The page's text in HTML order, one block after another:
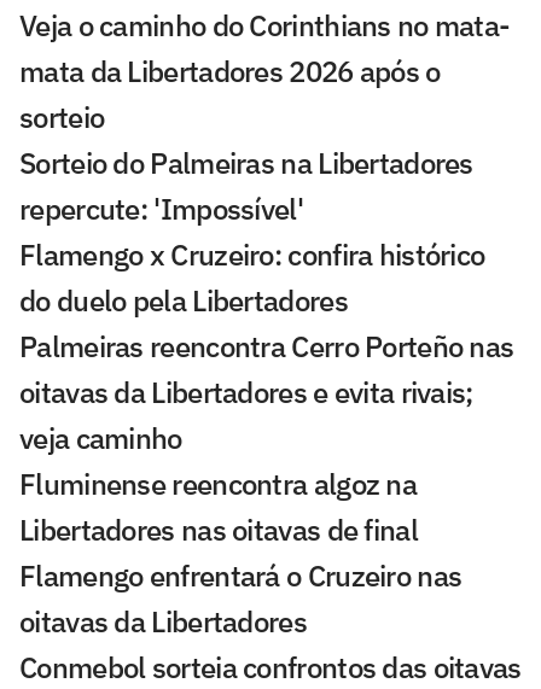
Veja o caminho do Corinthians no mata-
mata da Libertadores 2026 após o
sorteio
Sorteio do Palmeiras na Libertadores
repercute: 'Impossível'
Flamengo x Cruzeiro: confira histórico
do duelo pela Libertadores
Palmeiras reencontra Cerro Porteño nas
oitavas da Libertadores e evita rivais;
veja caminho
Fluminense reencontra algoz na
Libertadores nas oitavas de final
Flamengo enfrentará o Cruzeiro nas
oitavas da Libertadores
Conmebol sorteia confrontos das oitavas